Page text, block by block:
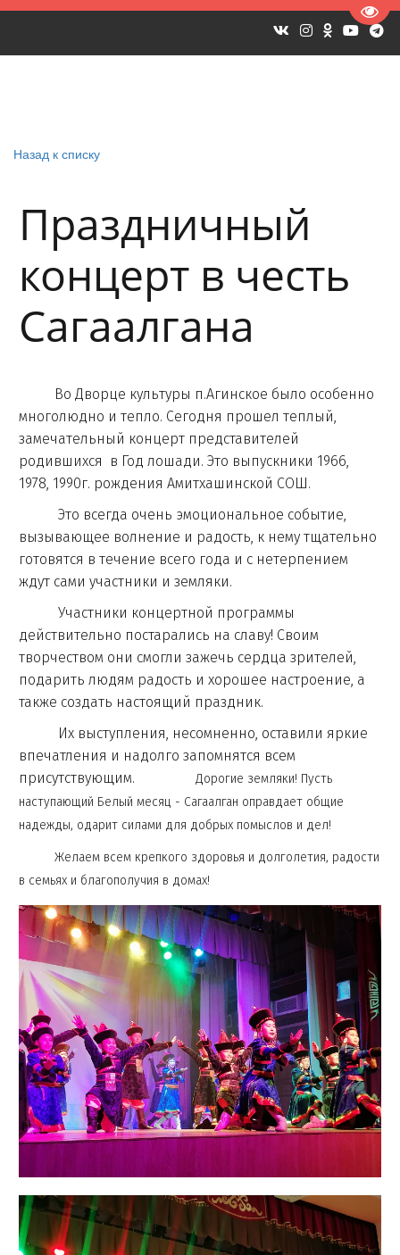
Назад к списку
Праздничный
концерт в честь
Сагаалгана
Во Дворце культуры п.Агинское было особенно
многолюдно и тепло. Сегодня прошел теплый,
замечательный концерт представителей
родившихся в Год лошади. Это выпускники 1966,
1978, 1990г. рождения Амитхашинской СОШ.
Это всегда очень эмоциональное событие,
вызывающее волнение и радость, к нему тщательно
готовятся в течение всего года и с нетерпением
ждут сами участники и земляки.
Участники концертной программы
действительно постарались на славу! Своим
творчеством они смогли зажечь сердца зрителей,
подарить людям радость и хорошее настроение, а
также создать настоящий праздник.
Их выступления, несомненно, оставили яркие
впечатления и надолго запомнятся всем
присутствующим. Дорогие земляки! Пусть
наступающий Белый месяц - Сагаалган оправдает общие
надежды, одарит силами для добрых помыслов и дел!
Желаем всем крепкого здоровья и долголетия, радости
в семьях и благополучия в домах!